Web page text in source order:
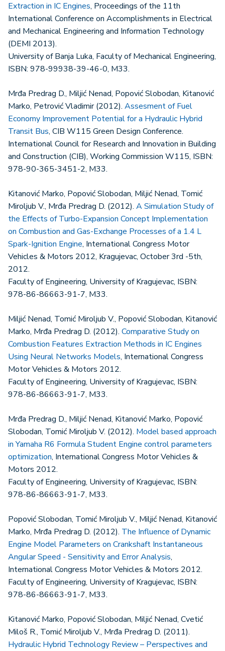
Extraction in IC Engines, Proceedings of the 11th
International Conference on Accomplishments in Electrical
and Mechanical Engineering and Information Technology
(DEMI 2013).
University of Banja Luka, Faculty of Mechanical Engineering,
ISBN: 978-99938-39-46-0, M33.
Mrđa Predrag D., Miljić Nenad, Popović Slobodan, Kitanović
Marko, Petrović Vladimir (2012). Assesment of Fuel
Economy Improvement Potential for a Hydraulic Hybrid
Transit Bus, CIB W115 Green Design Conference.
International Council for Research and Innovation in Building
and Construction (CIB), Working Commission W115, ISBN:
978-90-365-3451-2, M33.
Kitanović Marko, Popović Slobodan, Miljić Nenad, Tomić
Miroljub V., Mrđa Predrag D. (2012). A Simulation Study of
the Effects of Turbo-Expansion Concept Implementation
on Combustion and Gas-Exchange Processes of a 1.4 L
Spark-Ignition Engine, International Congress Motor
Vehicles & Motors 2012, Kragujevac, October 3rd -5th,
2012.
Faculty of Engineering, University of Kragujevac, ISBN:
978-86-86663-91-7, M33.
Miljić Nenad, Tomić Miroljub V., Popović Slobodan, Kitanović
Marko, Mrđa Predrag D. (2012). Comparative Study on
Combustion Features Extraction Methods in IC Engines
Using Neural Networks Models, International Congress
Motor Vehicles & Motors 2012.
Faculty of Engineering, University of Kragujevac, ISBN:
978-86-86663-91-7, M33.
Mrđa Predrag D., Miljić Nenad, Kitanović Marko, Popović
Slobodan, Tomić Miroljub V. (2012). Model based approach
in Yamaha R6 Formula Student Engine control parameters
optimization, International Congress Motor Vehicles &
Motors 2012.
Faculty of Engineering, University of Kragujevac, ISBN:
978-86-86663-91-7, M33.
Popović Slobodan, Tomić Miroljub V., Miljić Nenad, Kitanović
Marko, Mrđa Predrag D. (2012). The Influence of Dynamic
Engine Model Parameters on Crankshaft Instantaneous
Angular Speed - Sensitivity and Error Analysis,
International Congress Motor Vehicles & Motors 2012.
Faculty of Engineering, University of Kragujevac, ISBN:
978-86-86663-91-7, M33.
Kitanović Marko, Popović Slobodan, Miljić Nenad, Cvetić
Miloš R., Tomić Miroljub V., Mrđa Predrag D. (2011).
Hydraulic Hybrid Technology Review – Perspectives and